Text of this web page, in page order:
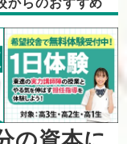
からのおすすめ